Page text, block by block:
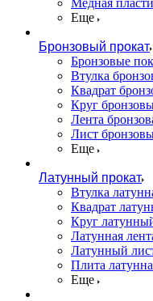
Медная
Еще
Бронзовый прокат
Бронзовые
Втулка
Квадрат
Круг
Лента
Лист
Еще
Латунный прокат
Втулка
Квадрат
Круг
Латунная
Латунный
Плита
Еще